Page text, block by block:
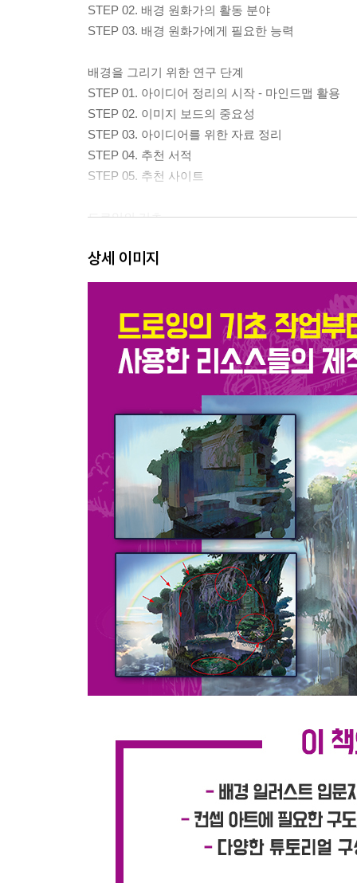
STEP 02. 배경 원화가의 활동 분야
STEP 03. 배경 원화가에게 필요한 능력
배경을 그리기 위한 연구 단계
STEP 01. 아이디어 정리의 시작 - 마인드맵 활용
STEP 02. 이미지 보드의 중요성
STEP 03. 아이디어를 위한 자료 정리
STEP 04. 추천 서적
STEP 05. 추천 사이트
드로잉의 기초
STEP 02. 장선과 단선
STEP 03. 선 연습
STEP 05. 면으로 만드는 공간감
STEP 06. 효율적인 디자인
STEP 01. 수작업 도구
STEP 02. CG를 그리기 위한 태블릿과 모니터
STEP 03. CG에 사용되는 프로그램
STEP 04. 포토샵의 메뉴와 설명
STEP 05. 필자의 기본 세팅
STEP 06. 포토샵의 블렌딩 모드
STEP 07. 컬러 밸런스 조절하기
STEP 08. 색상/채도/밝기 조절하기
STEP 09. 배경 작업 시 알아두면 좋은 팁들
Part 2. 초보자를 위한 쉬운 구성
구성의 목적과 원리
STEP 01. 시선을 유도하기 위한 선의 이해
STEP 02. 선을 활용한 구성 예시들
STEP 03. 선을 이용해 스케치하기
STEP 02. 대칭보단 비대칭이 다루기 쉽다
상세 이미지